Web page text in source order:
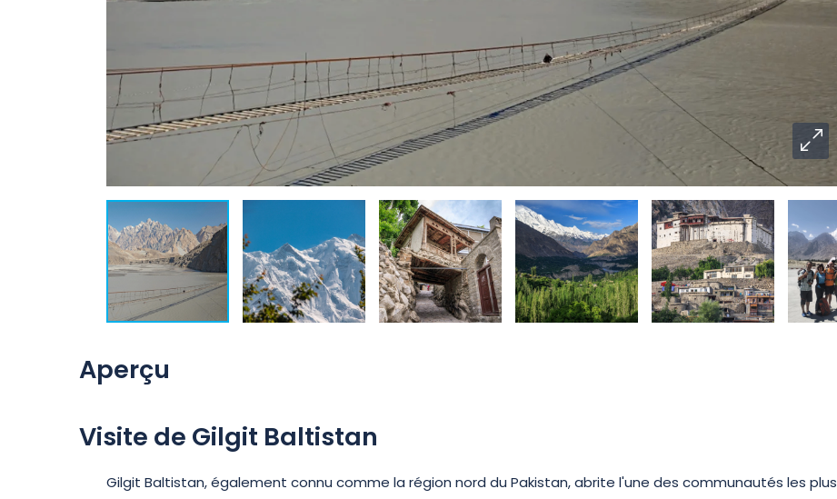
Aperçu
Visite de Gilgit Baltistan
Gilgit Baltistan, également connu comme la région nord du Pakistan, abrite l'une des communautés les plus